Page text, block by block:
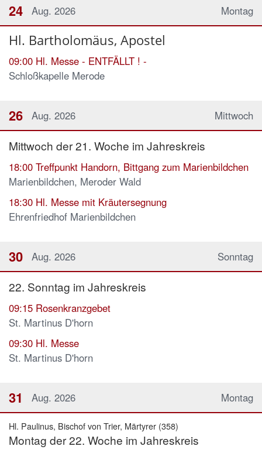
Montag
24 Aug. 2026
Hl. Bartholomäus, Apostel
09:00 Hl. Messe - ENTFÄLLT ! -
Schloßkapelle Merode
Mittwoch
26 Aug. 2026
Mittwoch der 21. Woche im Jahreskreis
18:00 Treffpunkt Handorn, Bittgang zum Marienbildchen
Marienbildchen, Meroder Wald
18:30 Hl. Messe mit Kräutersegnung
Ehrenfriedhof Marienbildchen
Sonntag
30 Aug. 2026
22. Sonntag im Jahreskreis
09:15 Rosenkranzgebet
St. Martinus D'horn
09:30 Hl. Messe
St. Martinus D'horn
Montag
31 Aug. 2026
Hl. Paulinus, Bischof von Trier, Märtyrer (358)
Montag der 22. Woche im Jahreskreis